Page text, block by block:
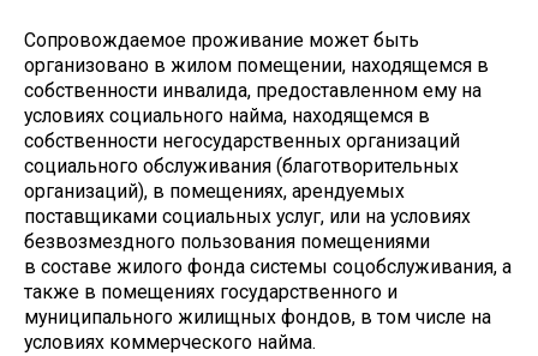
Сопровождаемое проживание может быть
организовано в жилом помещении, находящемся в
собственности инвалида, предоставленном ему на
условиях социального найма, находящемся в
собственности негосударственных организаций
социального обслуживания (благотворительных
организаций), в помещениях, арендуемых
поставщиками социальных услуг, или на условиях
безвозмездного пользования помещениями
в составе жилого фонда системы соцобслуживания, а
также в помещениях государственного и
муниципального жилищных фондов, в том числе на
условиях коммерческого найма.